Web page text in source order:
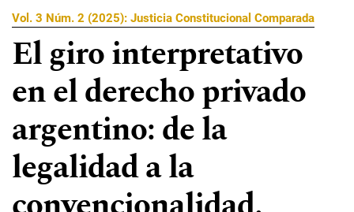
Vol. 3 Núm. 2 (2025): Justicia Constitucional Comparada
El giro interpretativo
en el derecho privado
argentino: de la
legalidad a la